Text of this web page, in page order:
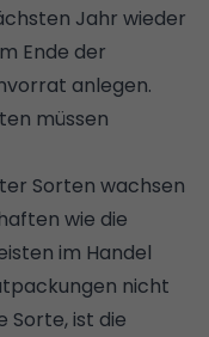
Jahr wieder
Ende der
anlegen.
müssen
Sorten wachsen
wie die
im Handel
nicht
Sorte, ist die